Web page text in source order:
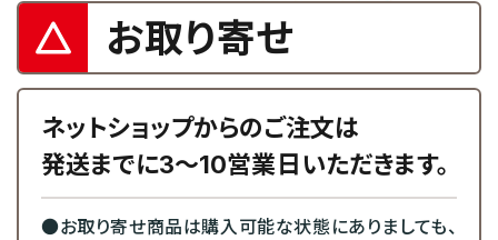
お取り寄せ
ネットショップからのご注文は
発送までに3～10営業日いただきます。
●お取り寄せ商品は購入可能な状態にありましても、